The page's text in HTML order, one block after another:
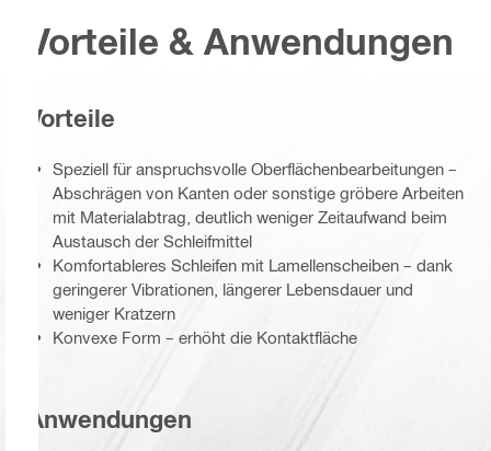
Vorteile & Anwendungen
Vorteile
Speziell für anspruchsvolle Oberflächenbearbeitungen –
Abschrägen von Kanten oder sonstige gröbere Arbeiten
mit Materialabtrag, deutlich weniger Zeitaufwand beim
Austausch der Schleifmittel
Komfortableres Schleifen mit Lamellenscheiben – dank
geringerer Vibrationen, längerer Lebensdauer und
weniger Kratzern
Konvexe Form – erhöht die Kontaktfläche
Anwendungen